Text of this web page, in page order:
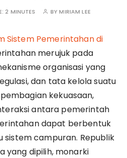
2 MINUTES BYMIRIAM LEE
Sistem Pemerintahan di
merujuk pada
organisasi yang
dan tata kelola suatu
kekuasaan,
antara pemerintah
dapat berbentuk
sistem campuran. Republik
yang dipilih, monarki